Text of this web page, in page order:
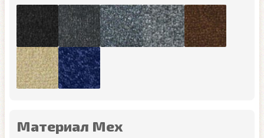
Материал Мех